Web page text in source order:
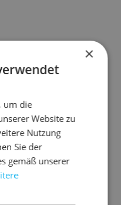
×
um die
Website zu
Nutzung
Sie der
gemäß unserer